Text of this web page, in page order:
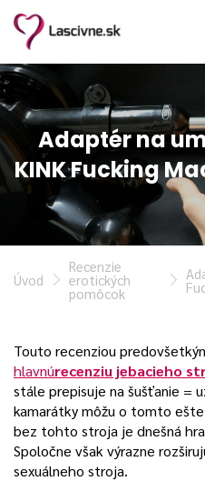
Adaptér na
KINK Fucking
Úvod
Recenzie
erotických
pomôcok
Touto recenziou
hlavnúrecenziu jebacieho
stále prepisuje na šušťanie =
kamarátky môžu o tomto
bez tohto stroja je dnešná
Spoločne však výrazne
sexuálneho stroja.